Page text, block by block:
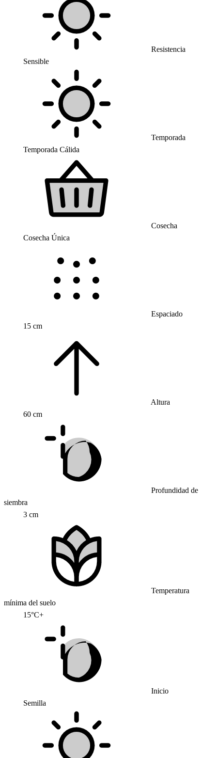
Resistencia
Sensible
Temporada
Temporada Cálida
Cosecha
Cosecha Única
Espaciado
15 cm
Altura
60 cm
Profundidad de
siembra
3 cm
Temperatura
mínima del suelo
15°C+
Inicio
Semilla